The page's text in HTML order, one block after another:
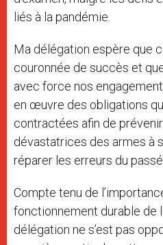
liés à la pandémie.
Ma délégation espère que
couronnée de succès et
avec force nos
en œuvre des obligations
contractées afin de
dévastatrices des armes à
réparer les erreurs du
Compte tenu de
fonctionnement durable de
délégation ne s’est pas